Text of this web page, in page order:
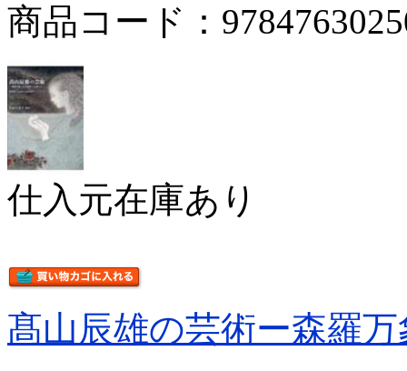
商品コード：
仕入元在庫あり
髙山辰雄の芸術ー森羅